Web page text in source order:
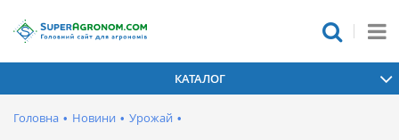
КАТАЛОГ
Головна • Новини • Урожай •